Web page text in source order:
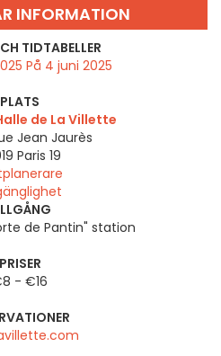
INFORMATION
TIDTABELLER
På 4 juni 2025
PLATS
de La Villette
Jean Jaurès
Paris 19
de Pantin" station
PRISER
- €16